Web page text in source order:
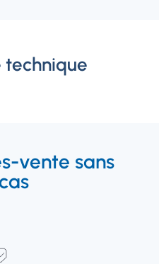
technique
vente sans